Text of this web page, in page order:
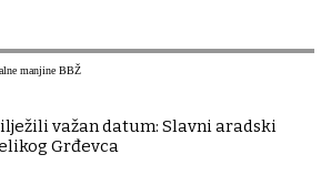
važan datum: Slavni aradski
Grđevca